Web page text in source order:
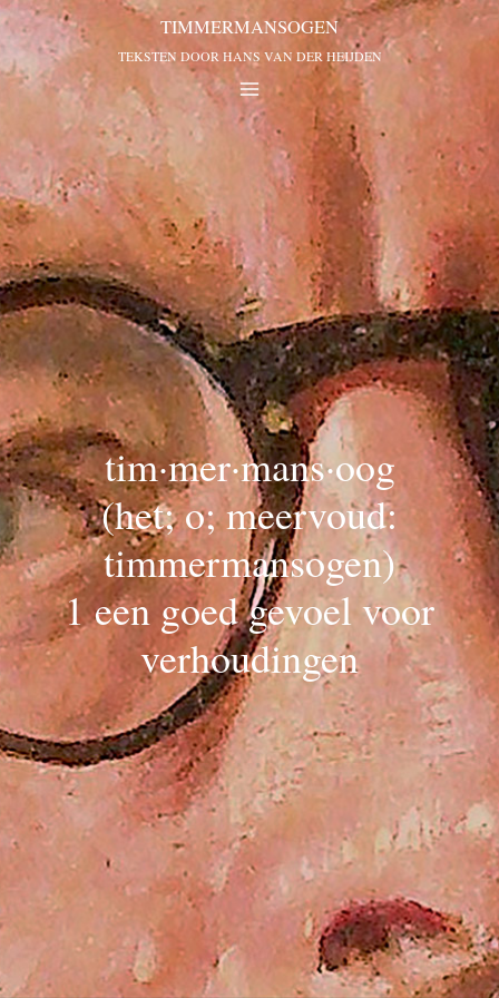
tim·mer·mans·oog
(het; o; meervoud:
timmermansogen)
1 een goed gevoel voor
verhoudingen